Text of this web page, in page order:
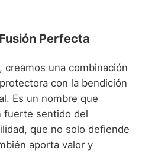
Perfecta
creamos una combinación
con la bendición
Es un nombre que
fuerte sentido del
que no solo defiende
aporta valor y